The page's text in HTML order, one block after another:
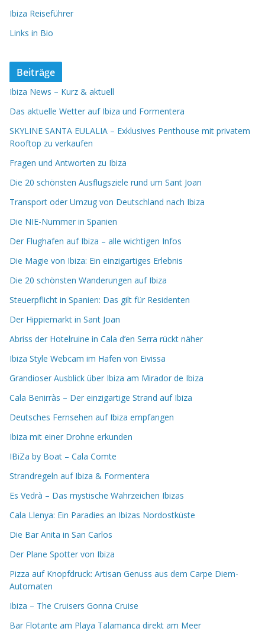
Ibiza Reiseführer
Links in Bio
Beiträge
Ibiza News – Kurz & aktuell
Das aktuelle Wetter auf Ibiza und Formentera
SKYLINE SANTA EULALIA – Exklusives Penthouse mit privatem
Rooftop zu verkaufen
Fragen und Antworten zu Ibiza
Die 20 schönsten Ausflugsziele rund um Sant Joan
Transport oder Umzug von Deutschland nach Ibiza
Die NIE-Nummer in Spanien
Der Flughafen auf Ibiza – alle wichtigen Infos
Die Magie von Ibiza: Ein einzigartiges Erlebnis
Die 20 schönsten Wanderungen auf Ibiza
Steuerpflicht in Spanien: Das gilt für Residenten
Der Hippiemarkt in Sant Joan
Abriss der Hotelruine in Cala d’en Serra rückt näher
Ibiza Style Webcam im Hafen von Eivissa
Grandioser Ausblick über Ibiza am Mirador de Ibiza
Cala Benirràs – Der einzigartige Strand auf Ibiza
Deutsches Fernsehen auf Ibiza empfangen
Ibiza mit einer Drohne erkunden
IBiZa by Boat – Cala Comte
Strandregeln auf Ibiza & Formentera
Es Vedrà – Das mystische Wahrzeichen Ibizas
Cala Llenya: Ein Paradies an Ibizas Nordostküste
Die Bar Anita in San Carlos
Der Plane Spotter von Ibiza
Pizza auf Knopfdruck: Artisan Genuss aus dem Carpe Diem-
Automaten
Ibiza – The Cruisers Gonna Cruise
Bar Flotante am Playa Talamanca direkt am Meer